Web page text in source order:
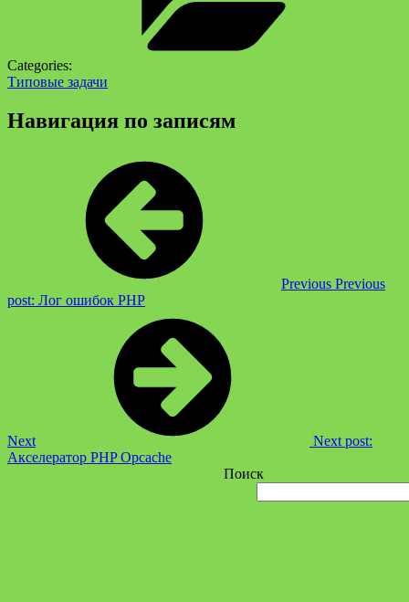
Categories:
Типовые задачи
Навигация по записям
Previous Previous
post: Лог ошибок PHP
Next
Next post:
Акселератор PHP Opcache
Поиск